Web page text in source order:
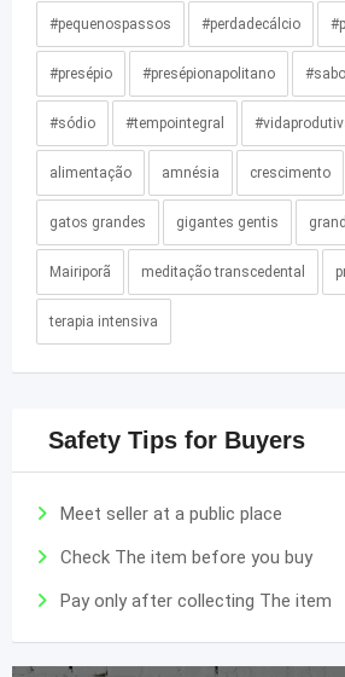
#pequenospassos #perdadecálcio
#presépio #presépionapolitano
#sódio #tempointegral
alimentação amnésia crescimento
gatos grandes gigantes gentis
Mairiporã meditação transcedental
terapia intensiva
Safety Tips for Buyers
Meet seller at a public place
Check The item before you buy
Pay only after collecting The item